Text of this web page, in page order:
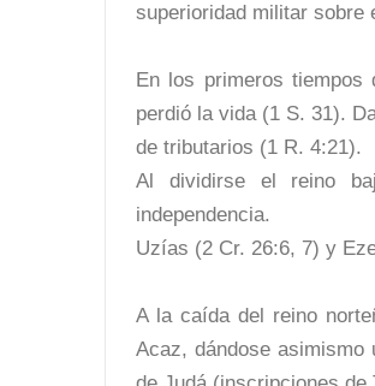
superioridad militar sobre
En los primeros tiempos
perdió la vida (1 S. 31).
de tributarios (1 R. 4:21).
Al dividirse el reino
independencia.
Uzías (2 Cr. 26:6, 7) y
A la caída del reino
Acaz, dándose